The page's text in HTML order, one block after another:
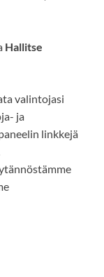
Hallitse
valintojasi
ja
linkkejä